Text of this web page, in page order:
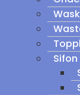
Sifon